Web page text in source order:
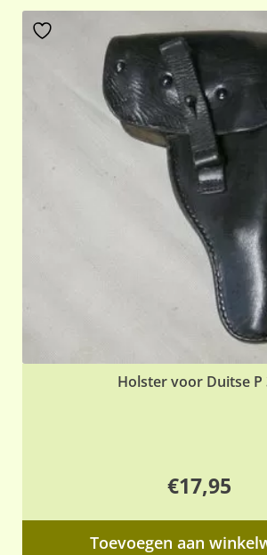
Holster voor Duitse P
€17,95
Toevoegen aan